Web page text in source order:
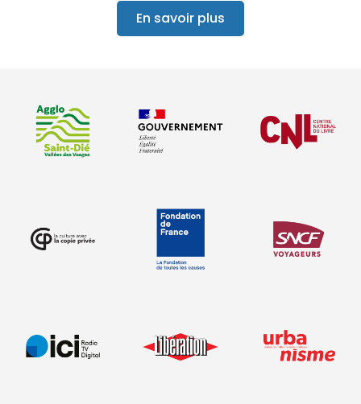
En savoir plus